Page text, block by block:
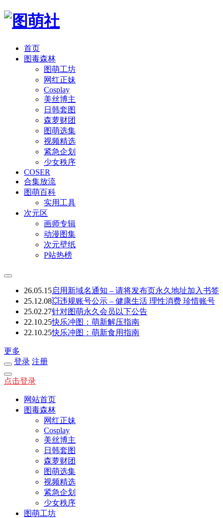
首页
图毒森林
图萌工坊
网红正妹
Cosplay
美丝博主
日韩套图
森萝财团
图萌选集
视频精选
紧急企划
少女秩序
COSER
合集放流
图萌百科
实用工具
次元区
画师专辑
动漫图集
次元壁纸
P站热榜
26.05.15启用新域名通知 – 请将发布页永久地址加入书签
25.12.08💥违规账号公示 – 健康生活 理性消费 珍惜账号
25.02.27针对图萌永久会员以下公告
22.10.25快乐冲图：萌新解压指南
22.10.25快乐冲图：萌新食用指南
更多
登录 注册
点击登录
网站首页
图毒森林
网红正妹
Cosplay
美丝博主
日韩套图
森萝财团
图萌选集
视频精选
紧急企划
少女秩序
图萌工坊